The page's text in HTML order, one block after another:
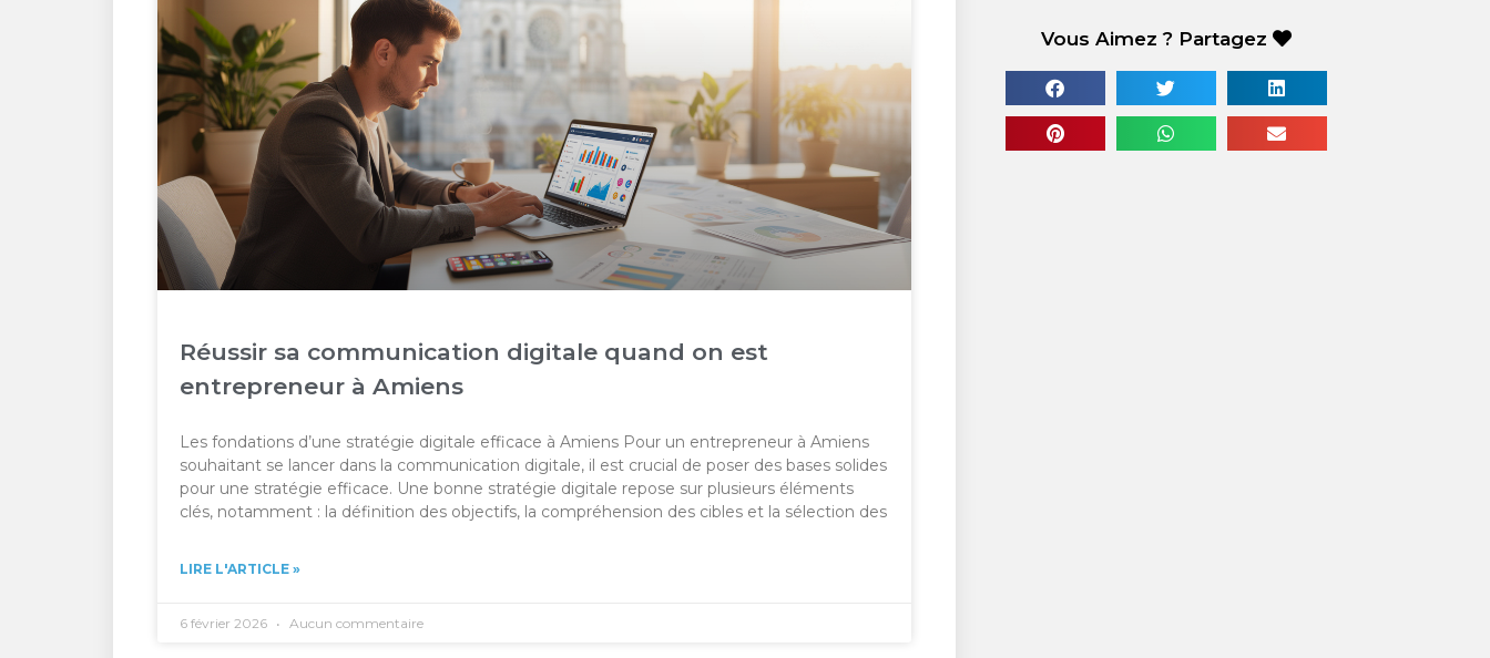
Réussir sa communication digitale quand on est
entrepreneur à Amiens
Les fondations d’une stratégie digitale efficace à Amiens Pour un entrepreneur à Amiens
souhaitant se lancer dans la communication digitale, il est crucial de poser des bases solides
pour une stratégie efficace. Une bonne stratégie digitale repose sur plusieurs éléments
clés, notamment : la définition des objectifs, la compréhension des cibles et la sélection des
LIRE L'ARTICLE »
6 février 2026 Aucun commentaire
Vous Aimez ? Partagez